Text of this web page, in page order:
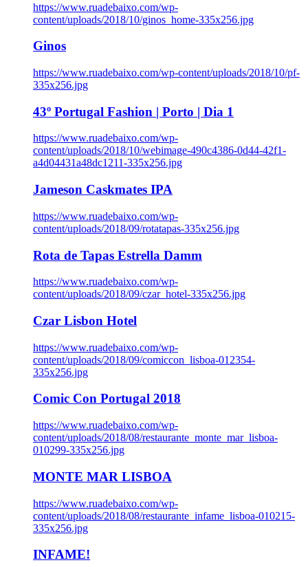
https://www.ruadebaixo.com/wp-
content/uploads/2018/10/ginos_home-335x256.jpg
Ginos
https://www.ruadebaixo.com/wp-content/uploads/2018/10/pf-
335x256.jpg
43º Portugal Fashion | Porto | Dia 1
https://www.ruadebaixo.com/wp-
content/uploads/2018/10/webimage-490c4386-0d44-42f1-
a4d04431a48dc1211-335x256.jpg
Jameson Caskmates IPA
https://www.ruadebaixo.com/wp-
content/uploads/2018/09/rotatapas-335x256.jpg
Rota de Tapas Estrella Damm
https://www.ruadebaixo.com/wp-
content/uploads/2018/09/czar_hotel-335x256.jpg
Czar Lisbon Hotel
https://www.ruadebaixo.com/wp-
content/uploads/2018/09/comiccon_lisboa-012354-
335x256.jpg
Comic Con Portugal 2018
https://www.ruadebaixo.com/wp-
content/uploads/2018/08/restaurante_monte_mar_lisboa-
010299-335x256.jpg
MONTE MAR LISBOA
https://www.ruadebaixo.com/wp-
content/uploads/2018/08/restaurante_infame_lisboa-010215-
335x256.jpg
INFAME!